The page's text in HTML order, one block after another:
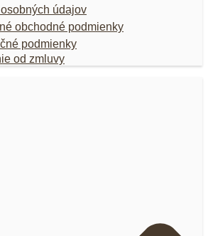
údajov
obchodné podmienky
podmienky
od zmluvy